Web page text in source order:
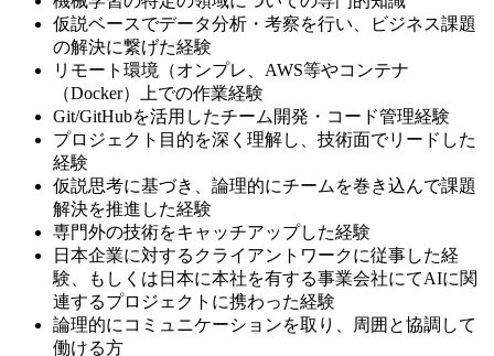
仮説ベースでデータ分析・考察を行い、ビジネス課題
の解決に繋げた経験
リモート環境（オンプレ、AWS等やコンテナ
（Docker）上での作業経験
Git/GitHubを活用したチーム開発・コード管理経験
プロジェクト目的を深く理解し、技術面でリードした
経験
仮説思考に基づき、論理的にチームを巻き込んで課題
解決を推進した経験
専門外の技術をキャッチアップした経験
日本企業に対するクライアントワークに従事した経
験、もしくは日本に本社を有する事業会社にてAIに関
連するプロジェクトに携わった経験
論理的にコミュニケーションを取り、周囲と協調して
働ける方